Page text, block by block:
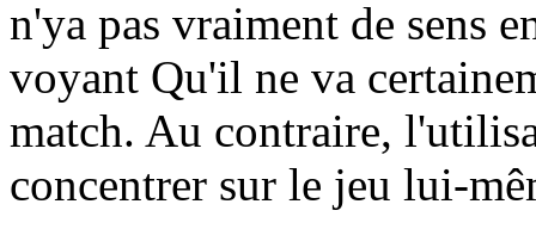
n'ya pas vraiment de sens
voyant Qu'il ne va
match. Au contraire,
concentrer sur le jeu lui-